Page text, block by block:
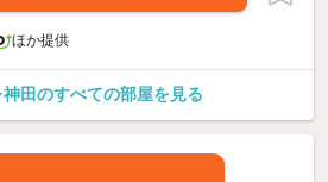
ほか提供
田のすべての部屋を見る